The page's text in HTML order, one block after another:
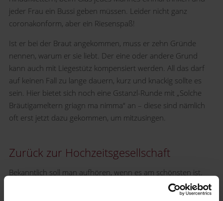
jeder Frau ein Bussi geben müssen. Leider nicht ganz
coronakonform, aber ein Riesenspaß!
Ist er bei der Braut angekommen, muss er zehn Gründe
nennen, warum er sie liebt. Der eine oder andere Grund
kann auch mit Liegestütz kompensiert werden. All das darf
auf keinen Fall zu lange dauern, kurz und knackig sollte es
sein. Hier bietet sich noch eine Gstanzl-Runde mit „Solche
Bräutigameltern griagn ma nimma“ an – diese sind nämlich
oft erst jetzt dazu gekommen, um mitzusingen.
Zurück zur Hochzeitsgesellschaft
Bekanntlich soll man aufhören, wenn es am schönsten ist.
Das gilt auch für das Brautverzahn, denn immerhin wartet
noch die restliche Hochzeitsgesellschaft im Saal, dass die